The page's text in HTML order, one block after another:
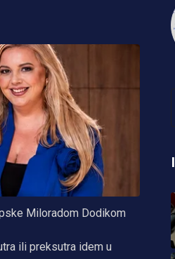
Miloradom Dodikom
ili preksutra idem u